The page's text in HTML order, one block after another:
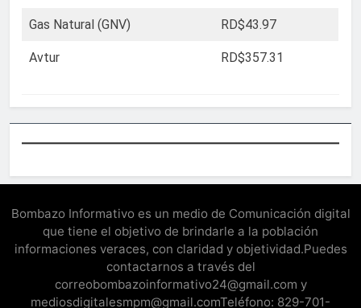
Gas Natural (GNV) RD$43.97
Avtur RD$357.31
Bombazo Informativo es un medio de Comunicación digital
que tiene el objetivo de brindarle a la población
informaciones veraces, con claridad y objetividad.Puedes
contactarnos a través del
correobombazoinformativo24@gmail.com y
mediosdigitalesmpm@gmail.comTeléfono: 829-701-